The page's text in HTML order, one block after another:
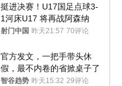
挺进决赛！U17国足点球3-
1河床U17 将再战阿森纳
射门中国 昨天21:57 70评论
官方发文，一把手带头休
假，最不内卷的省掀桌子了
智谷趋势 昨天15:32 29评论